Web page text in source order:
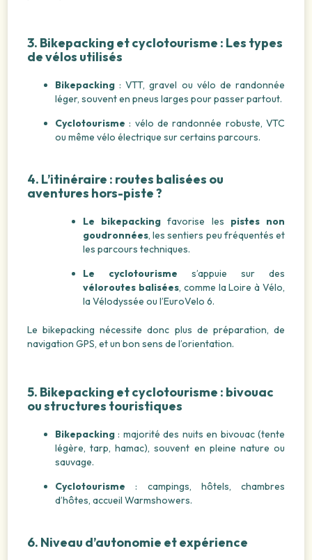
3. Bikepacking et cyclotourisme : Les types
de vélos utilisés
Bikepacking : VTT, gravel ou vélo de randonnée
léger, souvent en pneus larges pour passer partout.
Cyclotourisme : vélo de randonnée robuste, VTC
ou même vélo électrique sur certains parcours.
4. L’itinéraire : routes balisées ou
aventures hors-piste ?
Le bikepacking favorise les pistes non
goudronnées, les sentiers peu fréquentés et
les parcours techniques.
Le cyclotourisme s’appuie sur des
véloroutes balisées, comme la Loire à Vélo,
la Vélodyssée ou l’EuroVelo 6.
Le bikepacking nécessite donc plus de préparation, de
navigation GPS, et un bon sens de l’orientation.
5. Bikepacking et cyclotourisme : bivouac
ou structures touristiques
Bikepacking : majorité des nuits en bivouac (tente
légère, tarp, hamac), souvent en pleine nature ou
sauvage.
Cyclotourisme : campings, hôtels, chambres
d’hôtes, accueil Warmshowers.
6. Niveau d’autonomie et expérience